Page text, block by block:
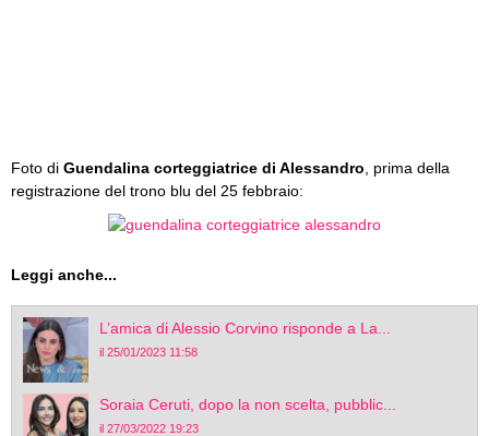
Foto di Guendalina corteggiatrice di Alessandro , prima della
registrazione del trono blu del 25 febbraio:
Leggi anche...
L’amica di Alessio Corvino risponde a La...
il 25/01/2023 11:58
Soraia Ceruti, dopo la non scelta, pubblic...
il 27/03/2022 19:23